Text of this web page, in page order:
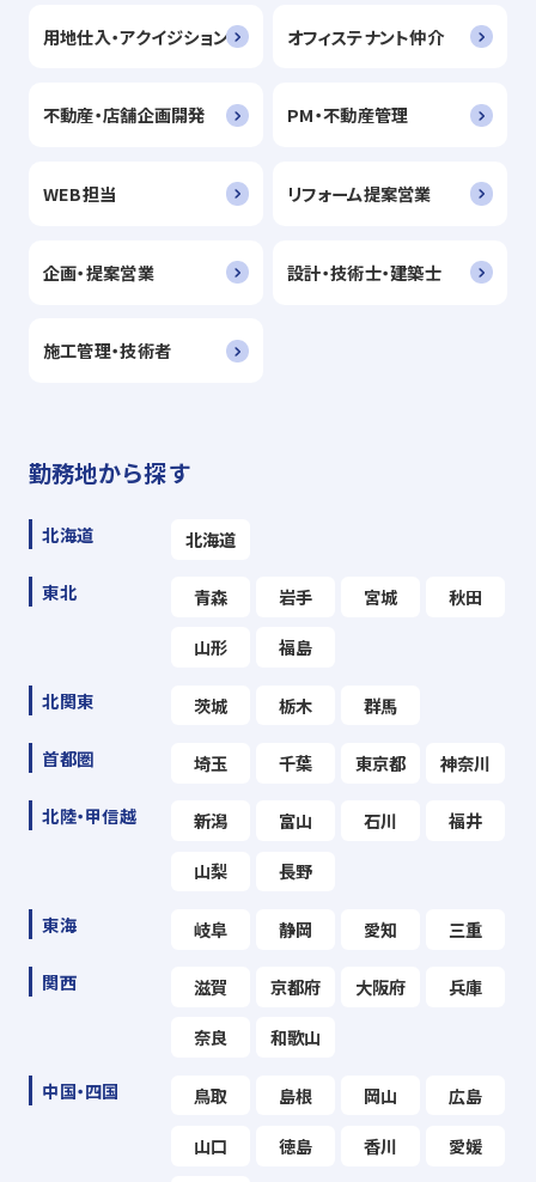
用地仕入・アクイジション オフィステナント仲介
不動産・店舗企画開発 PM・不動産管理
WEB担当 リフォーム提案営業
企画・提案営業 設計・技術士・建築士
施工管理・技術者
勤務地から探す
北海道 北海道
東北 青森 岩手 宮城 秋田
山形 福島
北関東 茨城 栃木 群馬
首都圏 埼玉 千葉 東京都 神奈川
北陸・甲信越 新潟 富山 石川 福井
山梨 長野
東海 岐阜 静岡 愛知 三重
関西 滋賀 京都府 大阪府 兵庫
奈良 和歌山
中国・四国 鳥取 島根 岡山 広島
山口 徳島 香川 愛媛